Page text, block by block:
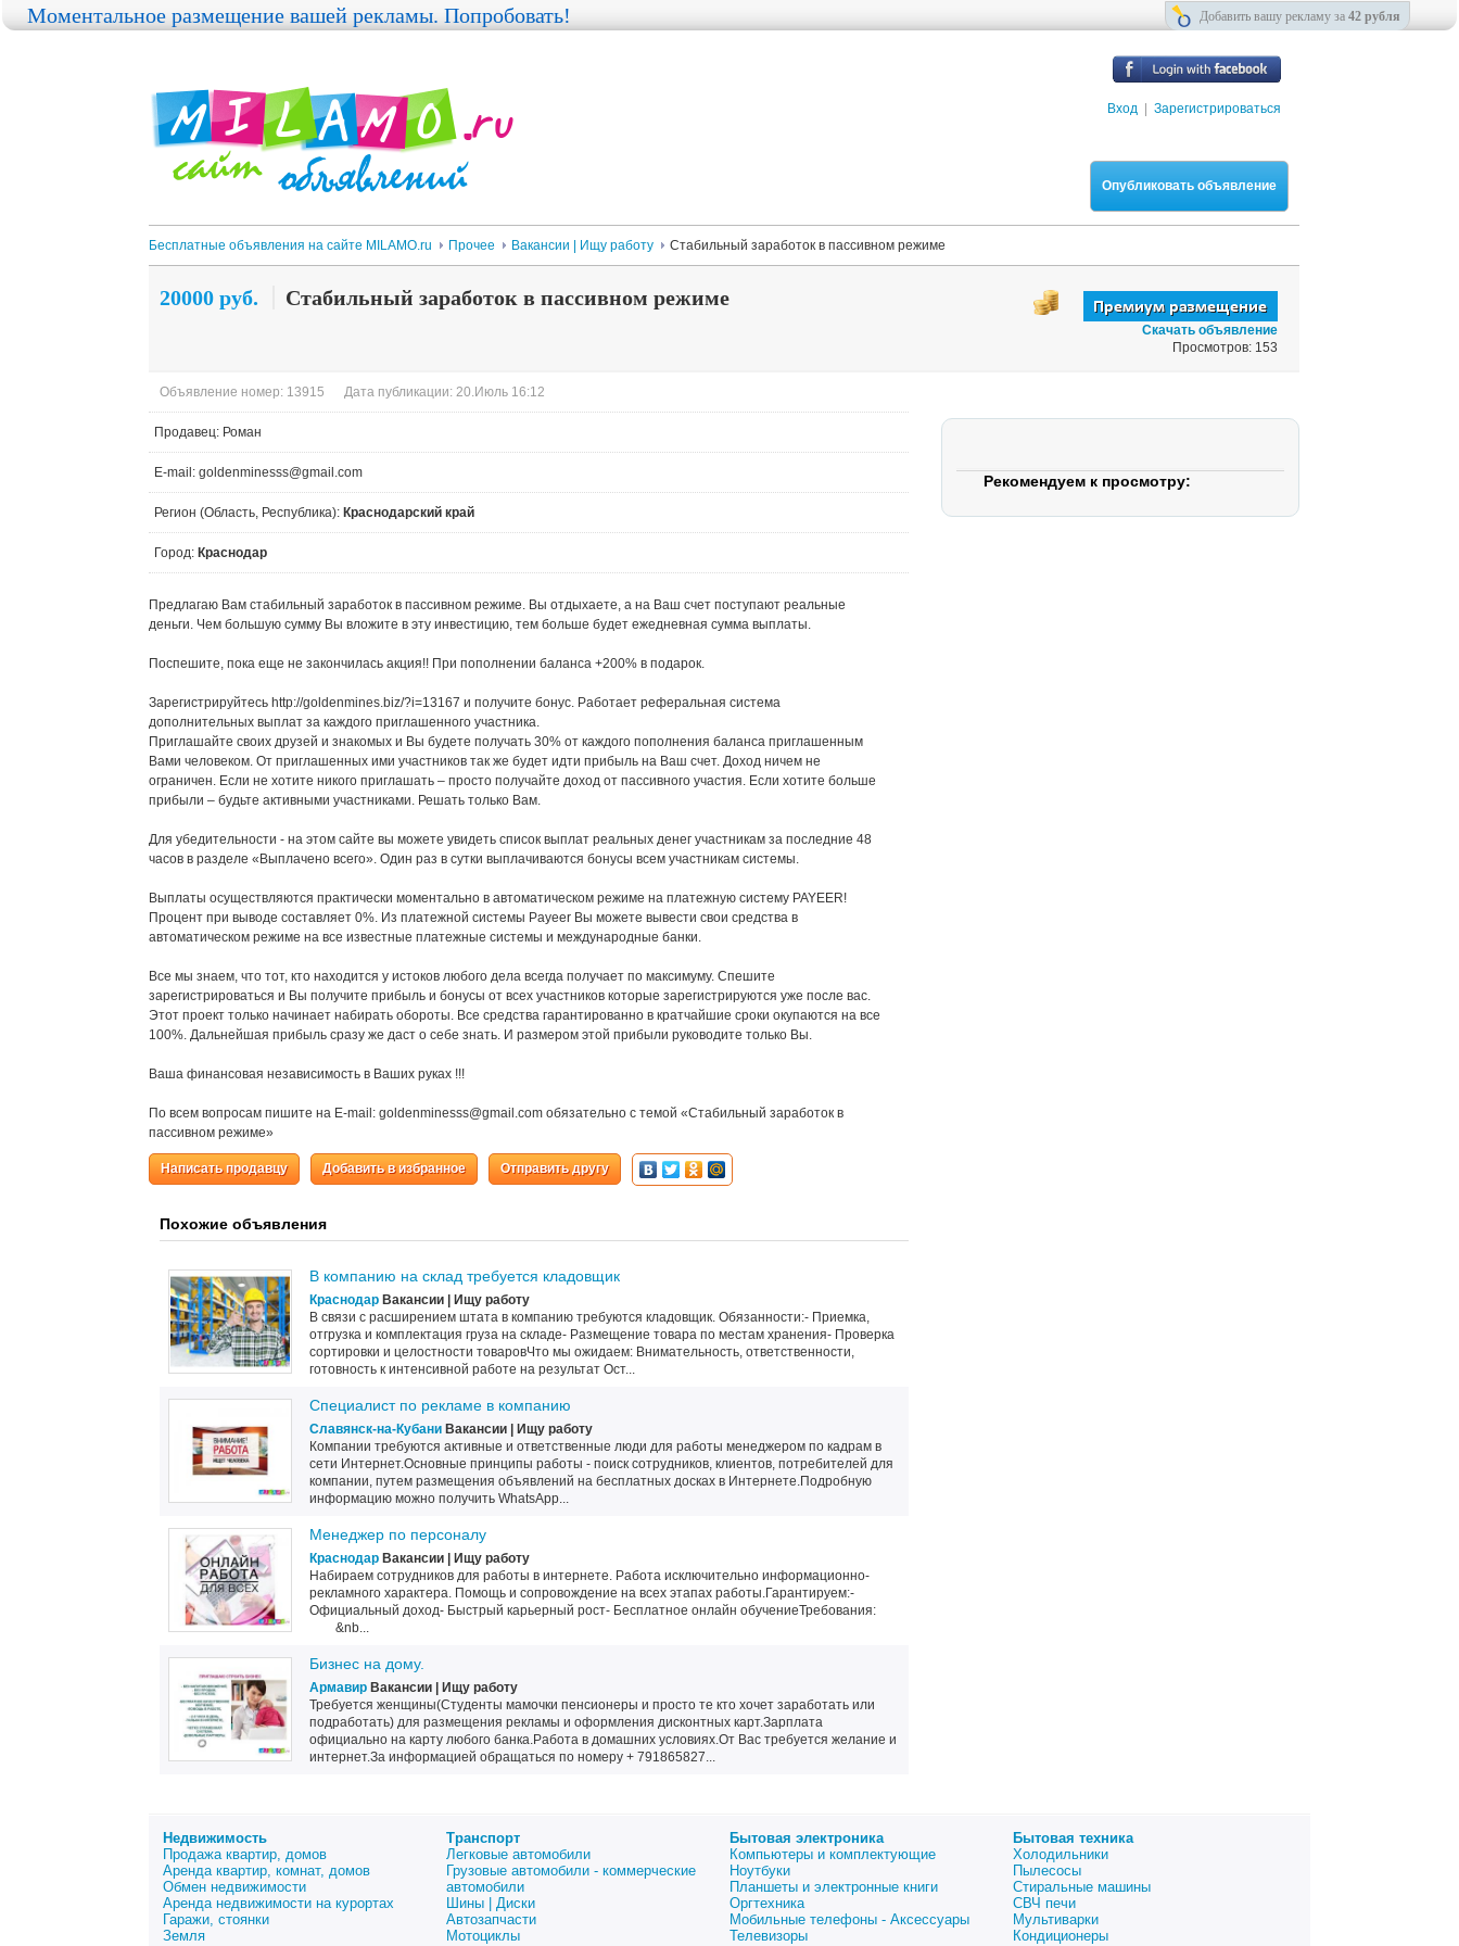
Вход Зарегистрироваться
Опубликовать объявление
Бесплатные объявления на сайте MILAMO.ru Прочее Вакансии | Ищу работу Стабильный заработок в пассивном режиме
20000 руб. Стабильный заработок в пассивном режиме
Скачать объявление
Просмотров: 153
Объявление номер: 13915 Дата публикации: 20.Июль 16:12
Продавец: Роман
E-mail: goldenminesss@gmail.com
Регион (Область, Республика): Краснодарский край
Город: Краснодар
Предлагаю Вам стабильный заработок в пассивном режиме. Вы отдыхаете, а на Ваш счет поступают реальные
деньги. Чем большую сумму Вы вложите в эту инвестицию, тем больше будет ежедневная сумма выплаты.
Поспешите, пока еще не закончилась акция!! При пополнении баланса +200% в подарок.
Зарегистрируйтесь http://goldenmines.biz/?i=13167 и получите бонус. Работает реферальная система
дополнительных выплат за каждого приглашенного участника.
Приглашайте своих друзей и знакомых и Вы будете получать 30% от каждого пополнения баланса приглашенным
Вами человеком. От приглашенных ими участников так же будет идти прибыль на Ваш счет. Доход ничем не
ограничен. Если не хотите никого приглашать – просто получайте доход от пассивного участия. Если хотите больше
прибыли – будьте активными участниками. Решать только Вам.
Для убедительности - на этом сайте вы можете увидеть список выплат реальных денег участникам за последние 48
часов в разделе «Выплачено всего». Один раз в сутки выплачиваются бонусы всем участникам системы.
Выплаты осуществляются практически моментально в автоматическом режиме на платежную систему PAYEER!
Процент при выводе составляет 0%. Из платежной системы Payeer Вы можете вывести свои средства в
автоматическом режиме на все известные платежные системы и международные банки.
Все мы знаем, что тот, кто находится у истоков любого дела всегда получает по максимуму. Спешите
зарегистрироваться и Вы получите прибыль и бонусы от всех участников которые зарегистрируются уже после вас.
Этот проект только начинает набирать обороты. Все средства гарантированно в кратчайшие сроки окупаются на все
100%. Дальнейшая прибыль сразу же даст о себе знать. И размером этой прибыли руководите только Вы.
Ваша финансовая независимость в Ваших руках !!!
По всем вопросам пишите на E-mail: goldenminesss@gmail.com обязательно с темой «Стабильный заработок в
пассивном режиме»
Написать продавцу Добавить в избранное Отправить другу
Похожие объявления
В компанию на склад требуется кладовщик
Краснодар Вакансии | Ищу работу
В связи с расширением штата в компанию требуются кладовщик. Обязанности:- Приемка,
отгрузка и комплектация груза на складе- Размещение товара по местам хранения- Проверка
сортировки и целостности товаровЧто мы ожидаем: Внимательность, ответственности,
готовность к интенсивной работе на результат Ост...
Специалист по рекламе в компанию
Славянск-на-Кубани Вакансии | Ищу работу
Компании требуются активные и ответственные люди для работы менеджером по кадрам в
сети Интернет.Основные принципы работы - поиск сотрудников, клиентов, потребителей для
компании, путем размещения объявлений на бесплатных досках в Интернете.Подробную
информацию можно получить WhatsApp...
Менеджер по персоналу
Краснодар Вакансии | Ищу работу
Набираем сотрудников для работы в интернете. Работа исключительно информационно-
рекламного характера. Помощь и сопровождение на всех этапах работы.Гарантируем:-
Официальный доход- Быстрый карьерный рост- Бесплатное онлайн обучениеТребования:
&nb...
Бизнес на дому.
Армавир Вакансии | Ищу работу
Требуется женщины(Студенты мамочки пенсионеры и просто те кто хочет заработать или
подработать) для размещения рекламы и оформления дисконтных карт.Зарплата
официально на карту любого банка.Работа в домашних условиях.От Вас требуется желание и
интернет.За информацией обращаться по номеру + 791865827...
Моментальное размещение вашей рекламы. Попробовать! Добавить вашу рекламу за 42 рубля
Рекомендуем к просмотру:
Недвижимость
Продажа квартир, домов
Аренда квартир, комнат, домов
Обмен недвижимости
Аренда недвижимости на курортах
Гаражи, стоянки
Земля
Транспорт
Легковые автомобили
Грузовые автомобили - коммерческие
автомобили
Шины | Диски
Автозапчасти
Мотоциклы
Бытовая электроника
Компьютеры и комплектующие
Ноутбуки
Планшеты и электронные книги
Оргтехника
Мобильные телефоны - Аксессуары
Телевизоры
Бытовая техника
Холодильники
Пылесосы
Стиральные машины
СВЧ печи
Мультиварки
Кондиционеры